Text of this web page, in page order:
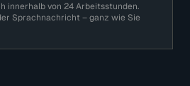
innerhalb von 24 Arbeitsstunden.
Sprachnachricht – ganz wie Sie